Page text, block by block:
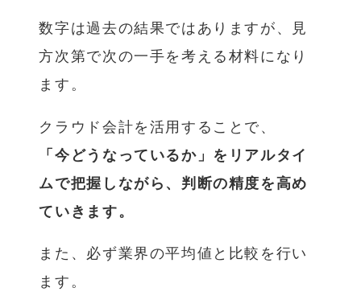
数字は過去の結果ではありますが、見
方次第で次の一手を考える材料になり
ます。
クラウド会計を活用することで、
「今どうなっているか」をリアルタイ
ムで把握しながら、判断の精度を高め
ていきます。
また、必ず業界の平均値と比較を行い
ます。